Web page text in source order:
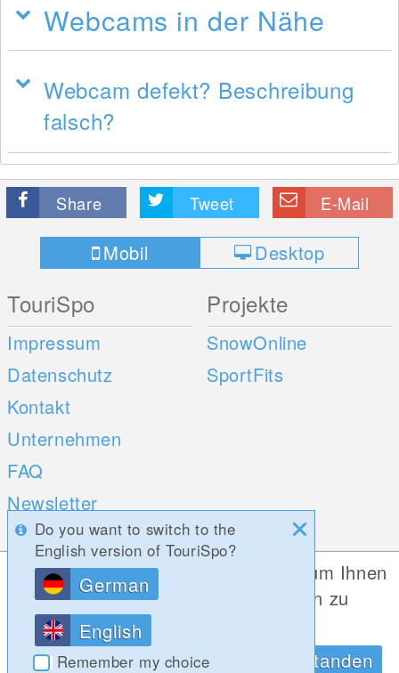
Webcams in der Nähe
Webcam defekt? Beschreibung
falsch?
Share Tweet E-Mail
Mobil Desktop
TouriSpo
Impressum
Datenschutz
Kontakt
Unternehmen
FAQ
Newsletter
Umfragen
Projekte
SnowOnline
SportFits
Mobile Apps
Android
Social Web
Do you want to switch to the
English version of TouriSpo?
German
English
Remember my choice
Diese Website verwendet Cookies, um Ihnen
die bestmögliche Funktionalität bieten zu
können.
Datenschutzrichtlinien
OK, Verstanden